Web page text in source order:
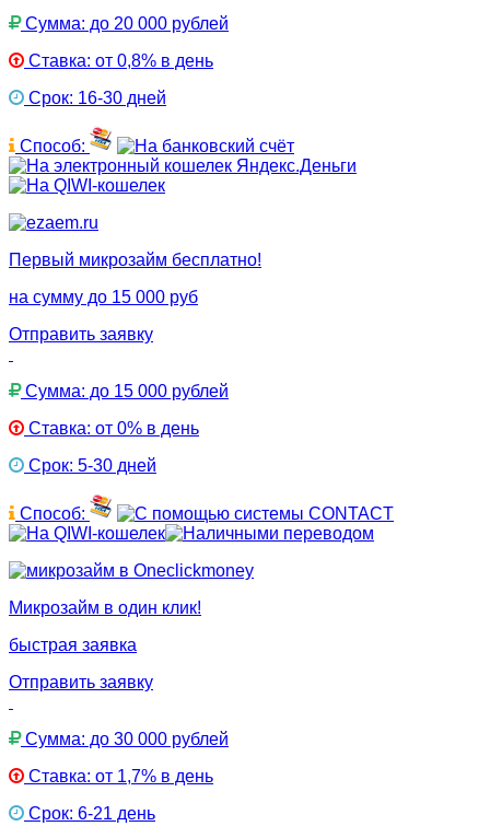
Сумма: до 20 000 рублей
Ставка: от 0,8% в день
Срок: 16-30 дней
Способ:
Первый микрозайм бесплатно!
на сумму до 15 000 руб
Отправить заявку
Сумма: до 15 000 рублей
Ставка: от 0% в день
Срок: 5-30 дней
Способ:
Микрозайм в один клик!
быстрая заявка
Отправить заявку
Сумма: до 30 000 рублей
Ставка: от 1,7% в день
Срок: 6-21 день